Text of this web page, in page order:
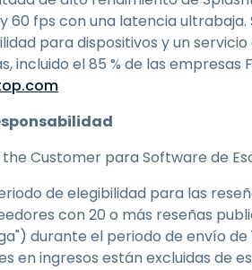
60 fps con una latencia
para dispositivos y un
incluido el 85 % de las
Customer para Software de
de elegibilidad para las
con 20 o más reseñas
durante el periodo de envío de
en ingresos están excluidas de